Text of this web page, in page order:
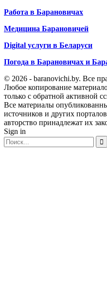
Работа в Барановичах
Медицина Барановичей
Digital услуги в Беларуси
Погода в Барановичах и
© 2026 - baranovichi.by. Все
Любое копирование
только с обратной активной
Все материалы
источников и других
авторство принадлежат их
Sign in